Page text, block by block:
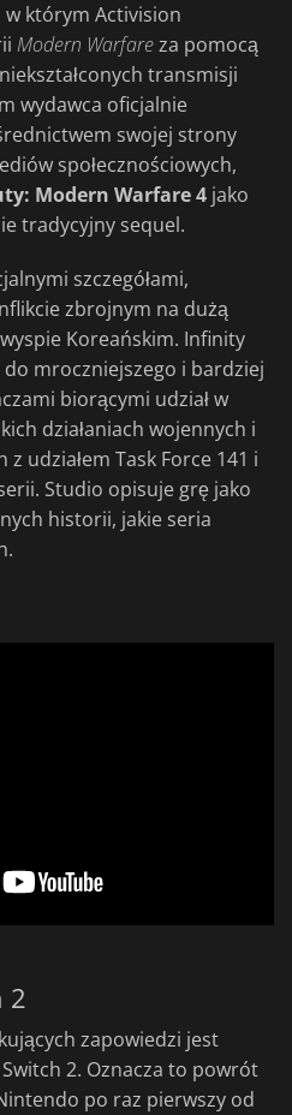
w którym Activision
Modern Warfareza pomocą
transmisji
wydawca oficjalnie
swojej strony
społecznościowych,
Modern Warfare 4 jako
tradycyjny sequel.
szczegółami,
zbrojnym na dużą
Koreańskim. Infinity
mroczniejszego i bardziej
biorącymi udział w
działaniach wojennych i
udziałem Task Force 141 i
Studio opisuje grę jako
historii, jakie seria
2
zapowiedzi jest
2. Oznacza to powrót
po raz pierwszy od